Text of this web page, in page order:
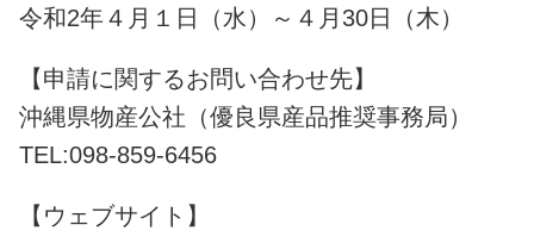
令和2年４月１日（水）～４月30日（木）
【申請に関するお問い合わせ先】
沖縄県物産公社（優良県産品推奨事務局）
TEL:098-859-6456
【ウェブサイト】